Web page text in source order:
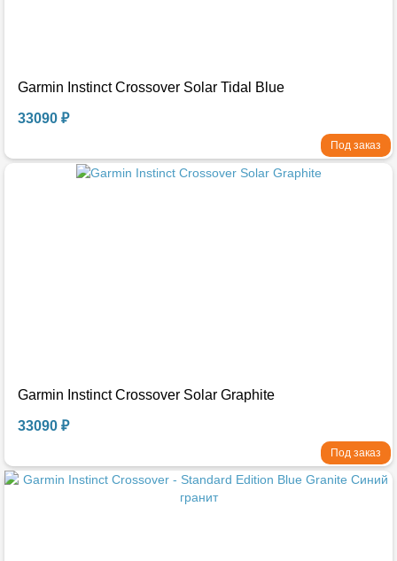
Garmin Instinct Crossover Solar Tidal Blue
Под заказ
33090 ₽
Garmin Instinct Crossover Solar Graphite
Под заказ
33090 ₽